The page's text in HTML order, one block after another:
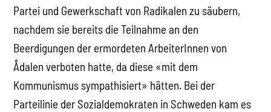
Partei und Gewerkschaft von Radikalen zu säubern,
nachdem sie bereits die Teilnahme an den
Beerdigungen der ermordeten ArbeiterInnen von
Ådalen verboten hatte, da diese «mit dem
Kommunismus sympathisiert» hätten. Bei der
Parteilinie der Sozialdemokraten in Schweden kam es